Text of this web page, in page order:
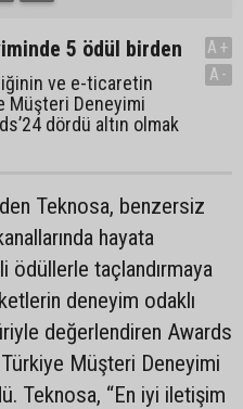
5 ödül birden
ve e-ticaretin
Müşteri Deneyimi
dördü altın olmak
A+
A-
Teknosa, benzersiz
hayata
ödüllerle taçlandırmaya
deneyim odaklı
değerlendiren Awards
Müşteri Deneyimi
Teknosa, “En iyi iletişim